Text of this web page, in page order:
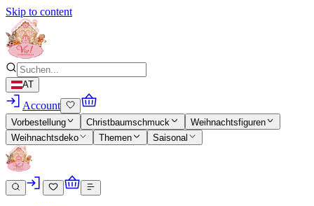
Skip to content
AT
Account
Vorbestellung Christbaumschmuck
Weihnachtsfiguren
Weihnachtsdeko
Themen Saisonal